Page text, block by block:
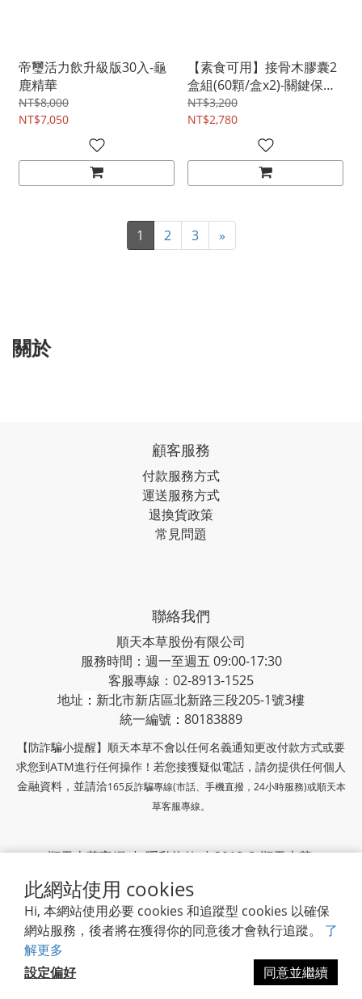
此網站使用 cookies
Hi, 本網站使用必要 cookies 和追蹤型 cookies 以確保
網站服務，後者將在獲得你的同意後才會執行追蹤。 了
解更多
設定偏好
同意並繼續
帝璽活力飲升級版30入-龜
鹿精華
NT$8,000
NT$7,050
【素食可用】接骨木膠囊2
盒組(60顆/盒x2)-關鍵保養
新選擇
NT$3,200
NT$2,780
1 2 3 »
關於
顧客服務
付款服務方式
運送服務方式
退換貨政策
常見問題
聯絡我們
順天本草股份有限公司
服務時間：週一至週五 09:00-17:30
客服專線：02-8913-1525
地址 ： 新北市新店區北新路三段205-1號3樓
統一編號 ： 80183889
【防詐騙小提醒】順天本草不會以任何名義通知更改付款方式或要
求您到ATM進行任何操作！若您接獲疑似電話，請勿提供任何個人
金融資料，並請洽165反詐騙專線(市話、手機直撥，24小時服務)或順天本
草客服專線。
順天本草官網|隱私條款| 2018 © 順天本草
順天堂集團